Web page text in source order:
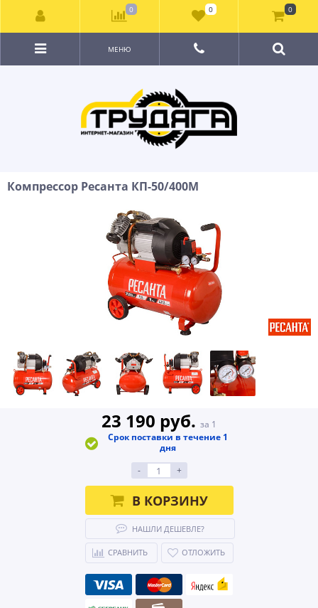
МЕНЮ
Компрессор Ресанта КП-50/400М
23 190 руб. за 1
Срок поставки в течение 1
дня
-
+
В КОРЗИНУ
НАШЛИ ДЕШЕВЛЕ?
СРАВНИТЬ ОТЛОЖИТЬ
0 0 0